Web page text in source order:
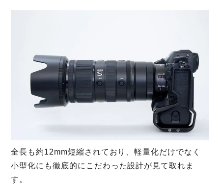
全長も約12mm短縮されており、軽量化だけでなく
小型化にも徹底的にこだわった設計が見て取れま
す。